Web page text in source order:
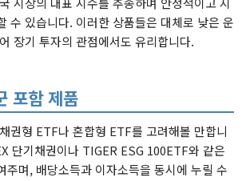
수 있습니다. 이러한 상품들은 대체로 낮은 운
장기 투자의 관점에서도 유리합니다.
포함 제품
권형 ETF나 혼합형 ETF를 고려해볼 만합니
단기채권이나 TIGER ESG 100ETF와 같은
주며, 배당소득과 이자소득을 동시에 누릴 수